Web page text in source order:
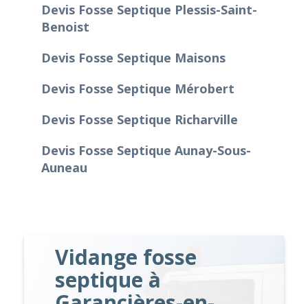
Devis Fosse Septique Plessis-Saint-
Benoist
Devis Fosse Septique Maisons
Devis Fosse Septique Mérobert
Devis Fosse Septique Richarville
Devis Fosse Septique Aunay-Sous-
Auneau
Vidange fosse
septique à